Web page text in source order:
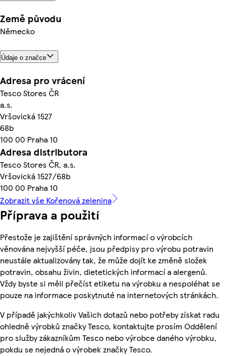
Země původu
Německo
Údaje o značce
Adresa pro vrácení
Tesco Stores ČR
a.s.
Vršovická 1527
68b
100 00 Praha 10
Adresa distributora
Tesco Stores ČR, a.s.
Vršovická 1527/68b
100 00 Praha 10
Zobrazit vše Kořenová zelenina
Příprava a použití
Přestože je zajištění správných informací o výrobcích
věnována nejvyšší péče, jsou předpisy pro výrobu potravin
neustále aktualizovány tak, že může dojít ke změně složek
potravin, obsahu živin, dietetických informací a alergenů.
Vždy byste si měli přečíst etiketu na výrobku a nespoléhat se
pouze na informace poskytnuté na internetových stránkách.
V případě jakýchkoliv Vašich dotazů nebo potřeby získat radu
ohledně výrobků značky Tesco, kontaktujte prosím Oddělení
pro služby zákazníkům Tesco nebo výrobce daného výrobku,
pokdu se nejedná o výrobek značky Tesco.